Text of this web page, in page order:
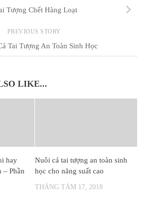
Tượng Chết Hàng Loạt
PREVIOUS STORY
Tai Tượng An Toàn Sinh Học
LIKE...
hay
– Phần
Nuôi cá tai tượng an toàn sinh
học cho năng suất cao
THÁNG TÁM 17, 2018